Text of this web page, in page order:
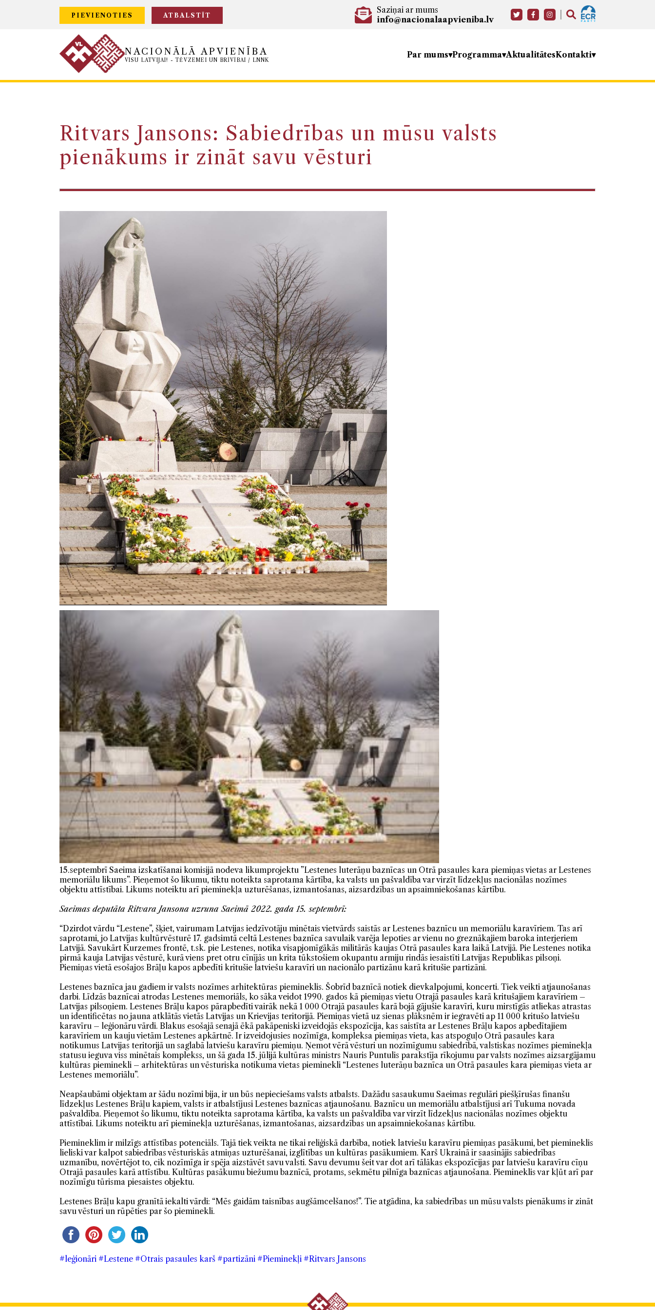
PIEVIENOTIES ATBALSTĪT
Saziņai ar mums
info@nacionalaapvieniba.lv
NACIONĀLĀ APVIENĪBA
VISU LATVIJAI! - TĒVZEMEI UN BRĪVĪBAI / LNNK
Par mums Programma AktualitātesKontakti
Ritvars Jansons: Sabiedrības un mūsu valsts
pienākums ir zināt savu vēsturi
15.septembrī Saeima izskatīšanai komisijā nodeva likumprojektu ”Lestenes luterāņu baznīcas un Otrā pasaules kara piemiņas vietas ar Lestenes
memoriālu likums”. Pieņemot šo likumu, tiktu noteikta saprotama kārtība, ka valsts un pašvaldība var virzīt līdzekļus nacionālas nozīmes
objektu attīstībai. Likums noteiktu arī pieminekļa uzturēšanas, izmantošanas, aizsardzības un apsaimniekošanas kārtību.
Saeimas deputāta Ritvara Jansona uzruna Saeimā 2022. gada 15. septembrī:
“Dzirdot vārdu “Lestene”, šķiet, vairumam Latvijas iedzīvotāju minētais vietvārds saistās ar Lestenes baznīcu un memoriālu karavīriem. Tas arī
saprotami, jo Latvijas kultūrvēsturē 17. gadsimtā celtā Lestenes baznīca savulaik varēja lepoties ar vienu no greznākajiem baroka interjeriem
Latvijā. Savukārt Kurzemes frontē, t.sk. pie Lestenes, notika visapjomīgākās militārās kaujas Otrā pasaules kara laikā Latvijā. Pie Lestenes notika
pirmā kauja Latvijas vēsturē, kurā viens pret otru cīnījās un krita tūkstošiem okupantu armiju rindās iesaistīti Latvijas Republikas pilsoņi.
Piemiņas vietā esošajos Brāļu kapos apbedīti kritušie latviešu karavīri un nacionālo partizānu karā kritušie partizāni.
Lestenes baznīca jau gadiem ir valsts nozīmes arhitektūras piemineklis. Šobrīd baznīcā notiek dievkalpojumi, koncerti. Tiek veikti atjaunošanas
darbi. Līdzās baznīcai atrodas Lestenes memoriāls, ko sāka veidot 1990. gados kā piemiņas vietu Otrajā pasaules karā kritušajiem karavīriem –
Latvijas pilsoņiem. Lestenes Brāļu kapos pārapbedīti vairāk nekā 1 000 Otrajā pasaules karā bojā gājušie karavīri, kuru mirstīgās atliekas atrastas
un identificētas no jauna atklātās vietās Latvijas un Krievijas teritorijā. Piemiņas vietā uz sienas plāksnēm ir iegravēti ap 11 000 kritušo latviešu
karavīru – leģionāru vārdi. Blakus esošajā senajā ēkā pakāpeniski izveidojās ekspozīcija, kas saistīta ar Lestenes Brāļu kapos apbedītajiem
karavīriem un kauju vietām Lestenes apkārtnē. Ir izveidojusies nozīmīga, kompleksa piemiņas vieta, kas atspoguļo Otrā pasaules kara
notikumus Latvijas teritorijā un saglabā latviešu karavīru piemiņu. Ņemot vērā vēsturi un nozīmīgumu sabiedrībā, valstiskas nozīmes pieminekļa
statusu ieguva viss minētais komplekss, un šā gada 15. jūlijā kultūras ministrs Nauris Puntulis parakstīja rīkojumu par valsts nozīmes aizsargājamu
kultūras pieminekli – arhitektūras un vēsturiska notikuma vietas pieminekli “Lestenes luterāņu baznīca un Otrā pasaules kara piemiņas vieta ar
Lestenes memoriālu”.
Neapšaubāmi objektam ar šādu nozīmi bija, ir un būs nepieciešams valsts atbalsts. Dažādu sasaukumu Saeimas regulāri piešķīrušas finanšu
līdzekļus Lestenes Brāļu kapiem, valsts ir atbalstījusi Lestenes baznīcas atjaunošanu. Baznīcu un memoriālu atbalstījusi arī Tukuma novada
pašvaldība. Pieņemot šo likumu, tiktu noteikta saprotama kārtība, ka valsts un pašvaldība var virzīt līdzekļus nacionālas nozīmes objektu
attīstībai. Likums noteiktu arī pieminekļa uzturēšanas, izmantošanas, aizsardzības un apsaimniekošanas kārtību.
Piemineklim ir milzīgs attīstības potenciāls. Tajā tiek veikta ne tikai reliģiskā darbība, notiek latviešu karavīru piemiņas pasākumi, bet piemineklis
lieliski var kalpot sabiedrības vēsturiskās atmiņas uzturēšanai, izglītības un kultūras pasākumiem. Karš Ukrainā ir saasinājis sabiedrības
uzmanību, novērtējot to, cik nozīmīga ir spēja aizstāvēt savu valsti. Savu devumu šeit var dot arī tālākas ekspozīcijas par latviešu karavīru cīņu
Otrajā pasaules karā attīstību. Kultūras pasākumu biežumu baznīcā, protams, sekmētu pilnīga baznīcas atjaunošana. Piemineklis var kļūt arī par
nozīmīgu tūrisma piesaistes objektu.
Lestenes Brāļu kapu granītā iekalti vārdi­: “Mēs gaidām taisnības augšāmcelšanos!”. Tie atgādina, ka sabiedrības un mūsu valsts pienākums ir zināt
savu vēsturi un rūpēties par šo pieminekli.
#leģionāri #Lestene #Otrais pasaules karš #partizāni #Pieminekļi #Ritvars Jansons